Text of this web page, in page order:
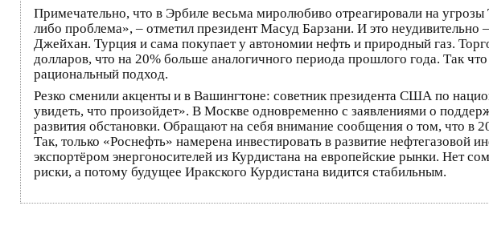
Примечательно, что в Эрбиле весьма миролюбиво отреагировали на
либо проблема», – отметил президент Масуд Барзани. И это
Джейхан. Турция и сама покупает у автономии нефть и природный газ.
долларов, что на 20% больше аналогичного периода прошлого года. Так
рациональный подход.
Резко сменили акценты и в Вашингтоне: советник президента США по
увидеть, что произойдет». В Москве одновременно с заявлениями о
развития обстановки. Обращают на себя внимание сообщения о том, что
Так, только «Роснефть» намерена инвестировать в развитие
экспортёром энергоносителей из Курдистана на европейские рынки. Нет
риски, а потому будущее Иракского Курдистана видится стабильным.